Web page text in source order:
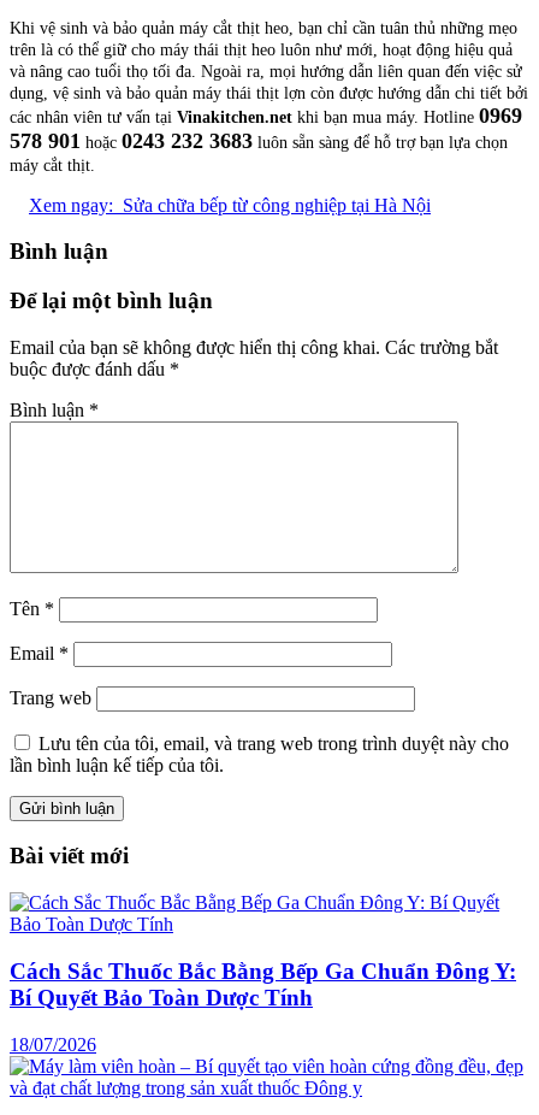
Khi vệ sinh và bảo quản máy cắt thịt heo, bạn chỉ cần tuân thủ những mẹo
trên là có thể giữ cho máy thái thịt heo luôn như mới, hoạt động hiệu quả
và nâng cao tuổi thọ tối đa. Ngoài ra, mọi hướng dẫn liên quan đến việc sử
dụng, vệ sinh và bảo quản máy thái thịt lợn còn được hướng dẫn chi tiết bởi
các nhân viên tư vấn tại Vinakitchen.net khi bạn mua máy. Hotline 0969
578 901 hoặc 0243 232 3683 luôn sẵn sàng để hỗ trợ bạn lựa chọn
máy cắt thịt.
Xem ngay: Sửa chữa bếp từ công nghiệp tại Hà Nội
Bình luận
Để lại một bình luận
Email của bạn sẽ không được hiển thị công khai. Các trường bắt
buộc được đánh dấu *
Bình luận *
Tên *
Email *
Trang web
Lưu tên của tôi, email, và trang web trong trình duyệt này cho
lần bình luận kế tiếp của tôi.
Bài viết mới
Cách Sắc Thuốc Bắc Bằng Bếp Ga Chuẩn Đông Y:
Bí Quyết Bảo Toàn Dược Tính
18/07/2026